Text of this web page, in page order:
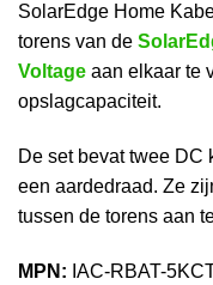
was:
SolarEdge Home
torens van de
Voltage aan elkaar te
opslagcapaciteit.
De set bevat twee DC
een aardedraad. Ze
tussen de torens aan
MPN: IAC-RBAT-